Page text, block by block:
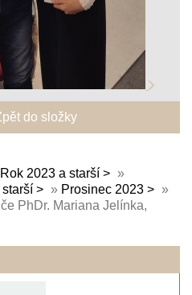
do složky
Rok 2023 a starší
»
» Prosinec 2023
»
PhDr. Mariana Jelínka,